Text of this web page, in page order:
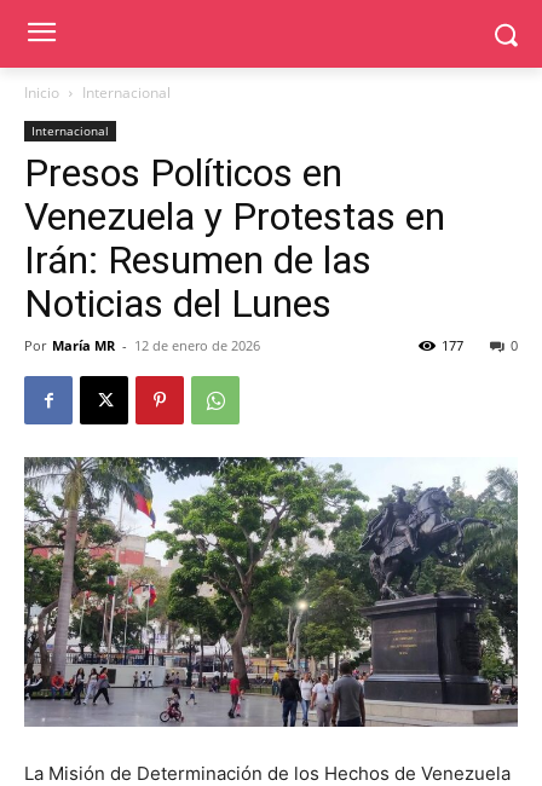
Inicio Internacional
Internacional
Presos Políticos en
Venezuela y Protestas en
Irán: Resumen de las
Noticias del Lunes
Por María MR - 12 de enero de 2026 0
177
La Misión de Determinación de los Hechos de Venezuela